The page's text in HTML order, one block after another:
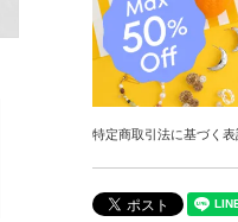
特定商取引法に基づく